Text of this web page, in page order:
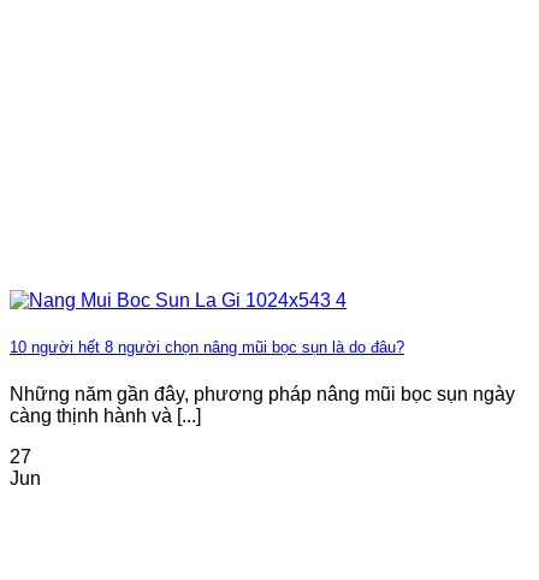
10 người hết 8 người chọn nâng mũi bọc sụn là do đâu?
Những năm gần đây, phương pháp nâng mũi bọc sụn ngày
càng thịnh hành và [...]
27
Jun